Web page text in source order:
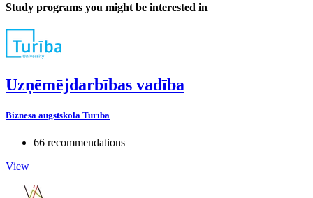
Study programs you might be interested in
Uzņēmējdarbības vadība
Biznesa augstskola Turība
66 recommendations
View